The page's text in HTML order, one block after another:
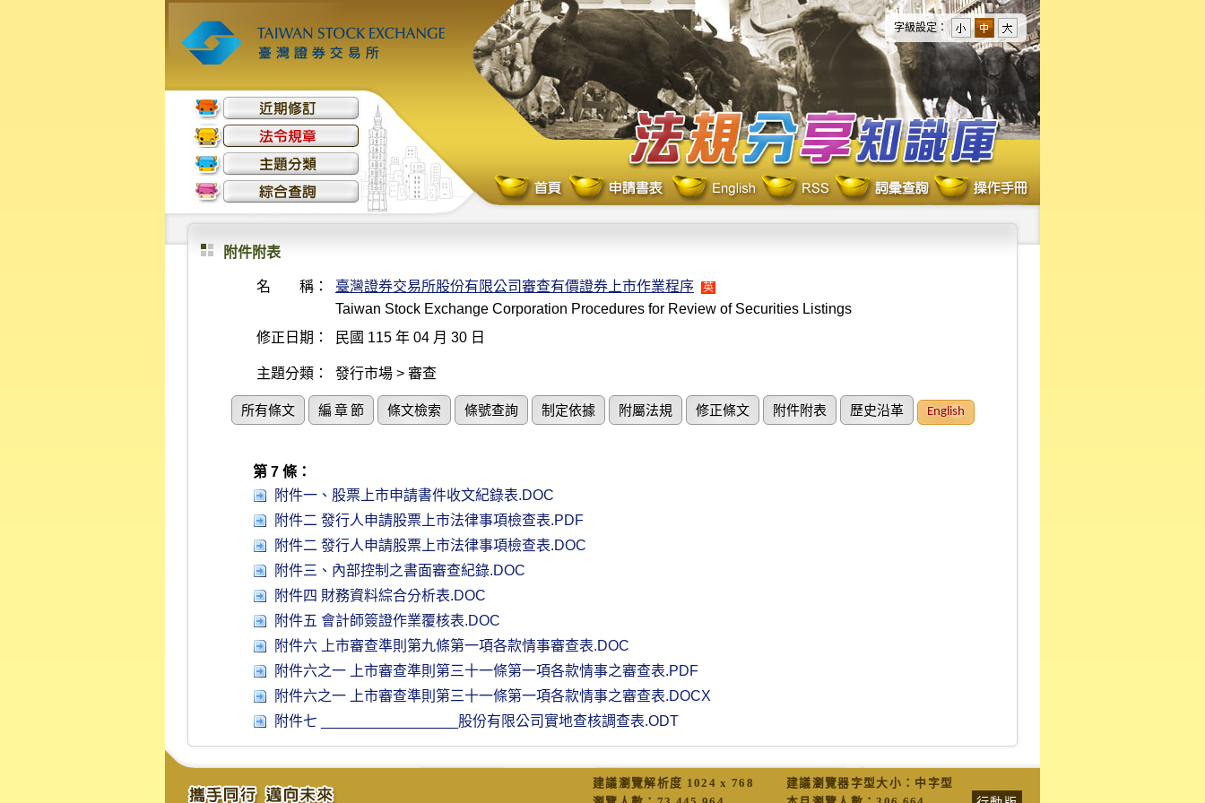
字級設定：
附件附表
名 稱： 臺灣證券交易所股份有限公司審查有價證券上市作業程序 英
Taiwan Stock Exchange Corporation Procedures for Review of Securities Listings
修正日期：
民國 115 年 04 月 30 日
主題分類： 發行市場 > 審查
所有條文 編 章 節 條文檢索 條號查詢 制定依據 附屬法規 修正條文 附件附表 歷史沿革 English
第 7 條：
附件一、股票上市申請書件收文紀錄表.DOC
附件二 發行人申請股票上市法律事項檢查表.PDF
附件二 發行人申請股票上市法律事項檢查表.DOC
附件三、內部控制之書面審查紀錄.DOC
附件四 財務資料綜合分析表.DOC
附件五 會計師簽證作業覆核表.DOC
附件六 上市審查準則第九條第一項各款情事審查表.DOC
附件六之一 上市審查準則第三十一條第一項各款情事之審查表.PDF
附件六之一 上市審查準則第三十一條第一項各款情事之審查表.DOCX
附件七 _________________股份有限公司實地查核調查表.ODT
建議瀏覽解析度 1024 x 768 建議瀏覽器字型大小：中字型